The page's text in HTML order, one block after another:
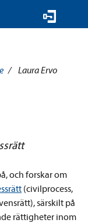
/ Laura Ervo
och forskar om
(civilprocess,
särskilt på
rättigheter inom